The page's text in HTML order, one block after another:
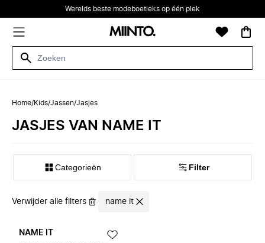
Werelds beste modeboetieks op één plek
Home/Kids/Jassen/Jasjes
JASJES VAN NAME IT
Categorieën Filter
Verwijder alle filters name it
NAME IT